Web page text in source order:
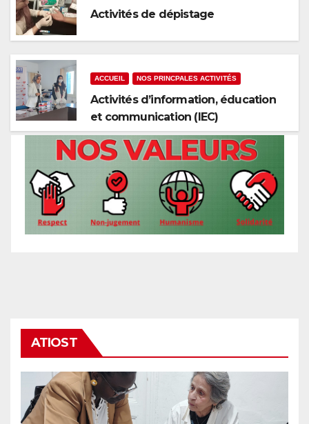
Activités de dépistage
ACCUEIL NOS PRINCPALES ACTIVITÉS
Activités d’information, éducation
et communication (IEC)
ATIOST